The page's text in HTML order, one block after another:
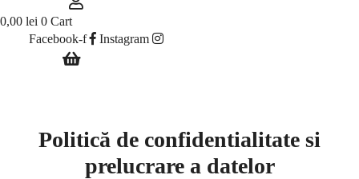
0,00 lei 0 Cart
Facebook-f
Instagram
Politică de confidentialitate si
prelucrare a datelor